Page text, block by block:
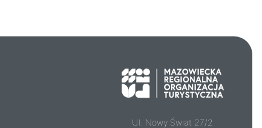
Ul. Nowy Świat 27/2